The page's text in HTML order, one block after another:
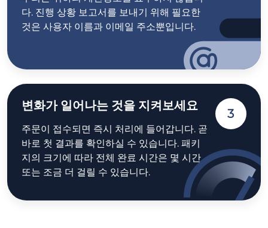
다. 진행 상황 보고서를 보내기 위해 필요한
것은 사용자 이름과 이메일 주소뿐입니다.
변화가 일어나는 것을 지켜보세요
주문이 접수되면 즉시 처리에 들어갑니다. 곧
바로 첫 결과를 확인하실 수 있습니다. 패키
지의 크기에 따라 전체 완료 시간은 몇 시간
또는 조금 더 걸릴 수 있습니다.
3